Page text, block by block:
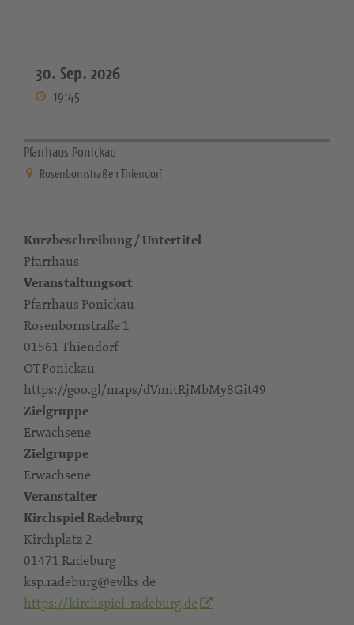
30. Sep. 2026
19:45
Pfarrhaus Ponickau
Rosenbornstraße 1 Thiendorf
Kurzbeschreibung / Untertitel
Pfarrhaus
Veranstaltungsort
Pfarrhaus Ponickau
Rosenbornstraße 1
01561 Thiendorf
OT Ponickau
https://goo.gl/maps/dVmitRjMbMy8Git49
Zielgruppe
Erwachsene
Zielgruppe
Erwachsene
Veranstalter
Kirchspiel Radeburg
Kirchplatz 2
01471 Radeburg
ksp.radeburg@evlks.de
https://kirchspiel-radeburg.de